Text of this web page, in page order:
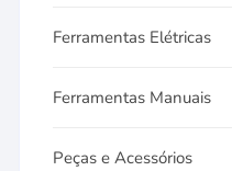
Ferramentas Elétricas
Ferramentas Manuais
Peças e Acessórios